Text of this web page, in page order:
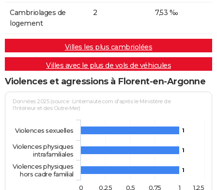
Cambriolages de
logement
2 7,53 ‰
Villes les plus cambriolées
Villes avec le plus de vols de véhicules
Violences et agressions à Florent-en-Argonne
Données 2025 (source : Linternaute.com d'après le Ministère de
l'Intérieur et des Outre-Mer)
1
1
1
Violences sexuelles
Violences physiques
intrafamiliales
Violences physiques
hors cadre familial
0
1
0,25 0,5 0,75 1,25